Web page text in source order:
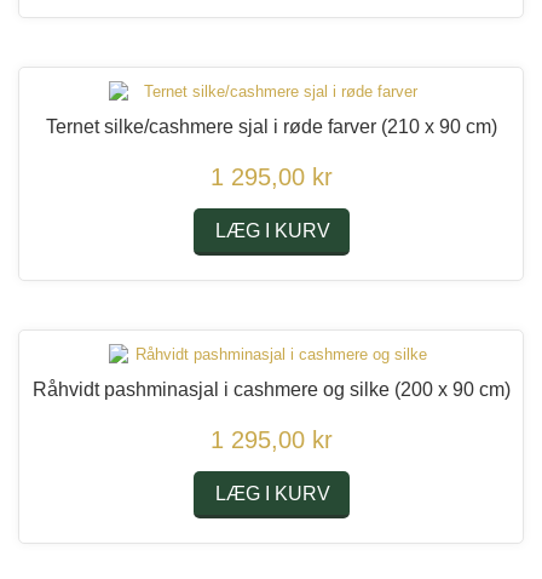
Ternet silke/cashmere sjal i røde farver (210 x 90 cm)
1 295,00 kr
LÆG I KURV
Råhvidt pashminasjal i cashmere og silke (200 x 90 cm)
1 295,00 kr
LÆG I KURV